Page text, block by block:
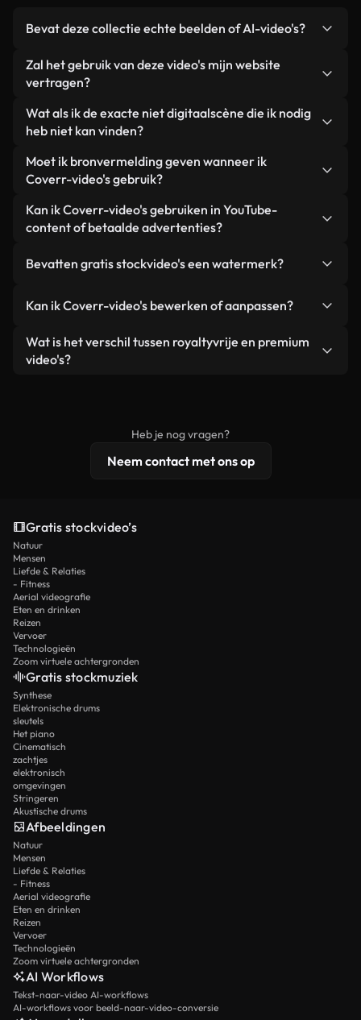
Bevat deze collectie echte beelden of AI-video's?
Beide. Dit is een hybride bibliotheek die bestaat
uit echte, door mensen gefilmde beelden van niet
video's. Elke video is duidelijk gelabeld, zodat je
altijd weet wat je gebruikt.
Zal het gebruik van deze video's mijn website
vertragen?
Niet als u voor onze geoptimaliseerde versies
kiest. Wij bieden lichtgewicht, webklare formaten
achtergrond. Zo blijft de kwaliteit hoog, worden de
laadtijden geminimaliseerd en worden
statistieken zoals LCP verbeterd.
Wat als ik de exacte niet digitaalscène die ik nodig
heb niet kan vinden?
Met Coverr AI Studio maak je direct een video.
Beschrijf de scène – bijvoorbeeld "niet digitaal bij
enkele seconden een gepersonaliseerde video die
voldoet aan onze licentievoorwaarden.
Moet ik bronvermelding geven wanneer ik
Coverr-video's gebruik?
Naamsvermelding is niet vereist. Alle video's in
onze stockbibliotheek zijn royaltyvrij en kunnen
hoewel dit altijd op prijs wordt gesteld.
Kan ik Coverr-video's gebruiken in YouTube-
content of betaalde advertenties?
gebruikt in YouTube-video's met advertentie-
advertenties van klanten, zolang je de beelden
een losstaand product.
Bevatten gratis stockvideo's een watermerk?
zijn of door AI gegenereerd – bevat watermerken.
Je krijgt schoon, direct bruikbaar beeldmateriaal.
Kan ik Coverr-video's bewerken of aanpassen?
Ja. Je mag onze video's inkorten, bijsnijden of
remixen. Zorg er wel voor dat het eindproduct
Wat is het verschil tussen royaltyvrije en premium
video's?
licentiebescherming omvat.
Heb je nog vragen?
Neem contact met ons op
Gratis stockvideo’s
Natuur
Mensen
Liefde & Relaties
- Fitness
Aerial videografie
Eten en drinken
Reizen
Vervoer
Technologieën
Zoom virtuele achtergronden
Gratis stockmuziek
Synthese
Elektronische drums
sleutels
Het piano
Cinematisch
zachtjes
elektronisch
omgevingen
Stringeren
Akustische drums
Afbeeldingen
Natuur
Mensen
Liefde & Relaties
- Fitness
Aerial videografie
Eten en drinken
Reizen
Vervoer
Technologieën
Zoom virtuele achtergronden
AI Workflows
Tekst-naar-video AI-workflows
AI-workflows voor beeld-naar-video-conversie